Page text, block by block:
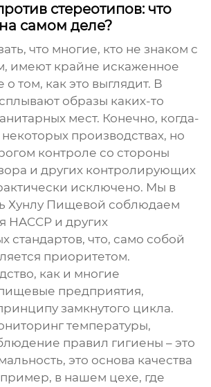
стереотипов: что
самом деле?
что многие, кто не знаком с
имеют крайне искаженное
том, как это выглядит. В
образы каких-то
мест. Конечно, когда-
производствах, но
контроле со стороны
и других контролирующих
исключено. Мы в
Хунлу Пищевой соблюдаем
HACCP и других
стандартов, что, само собой
приоритетом.
как и многие
предприятия,
замкнутого цикла.
температуры,
правил гигиены – это
это основа качества
в нашем цехе, где